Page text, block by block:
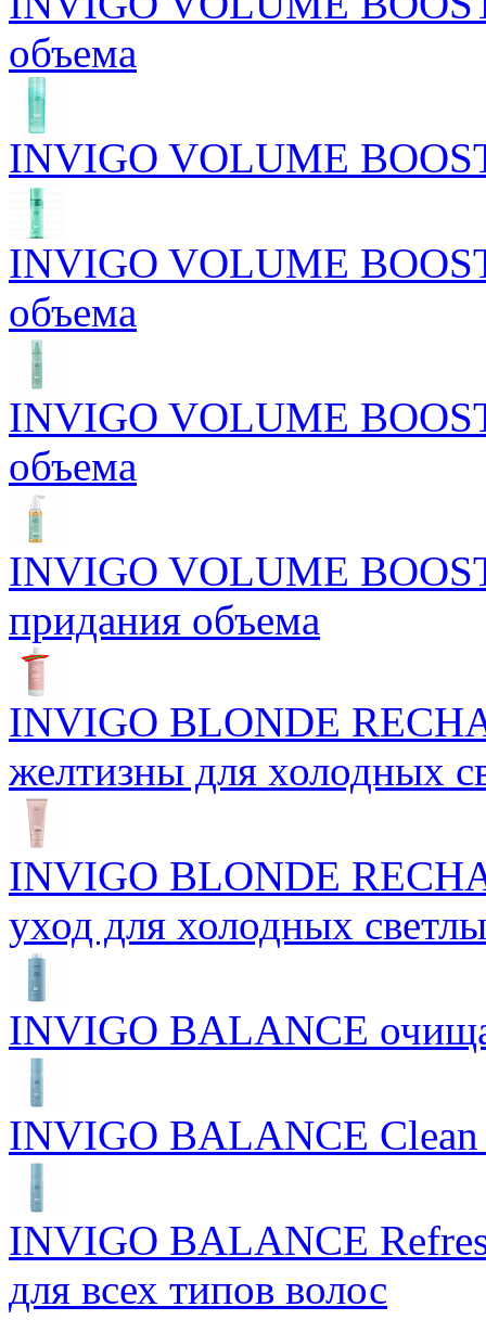
объема
INVIGO VOLUME
INVIGO VOLUME
объема
INVIGO VOLUME
объема
INVIGO VOLUME
придания объема
INVIGO BLONDE
желтизны для холодных
INVIGO BLONDE
уход для холодных
INVIGO BALANCE
INVIGO BALANCE Clean
INVIGO BALANCE
для всех типов волос